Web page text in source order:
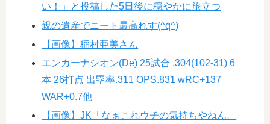
い！」と投稿した5日後に穏やかに旅立つ
親の遺産でニート最高れす(^q^)
【画像】稲村亜美さん
エンカーナシオン(De) 25試合 .304(102-31) 6
本 26打点 出塁率.311 OPS.831 wRC+137
WAR+0.7他
【画像】JK「なぁこれウチの気持ちやねん、